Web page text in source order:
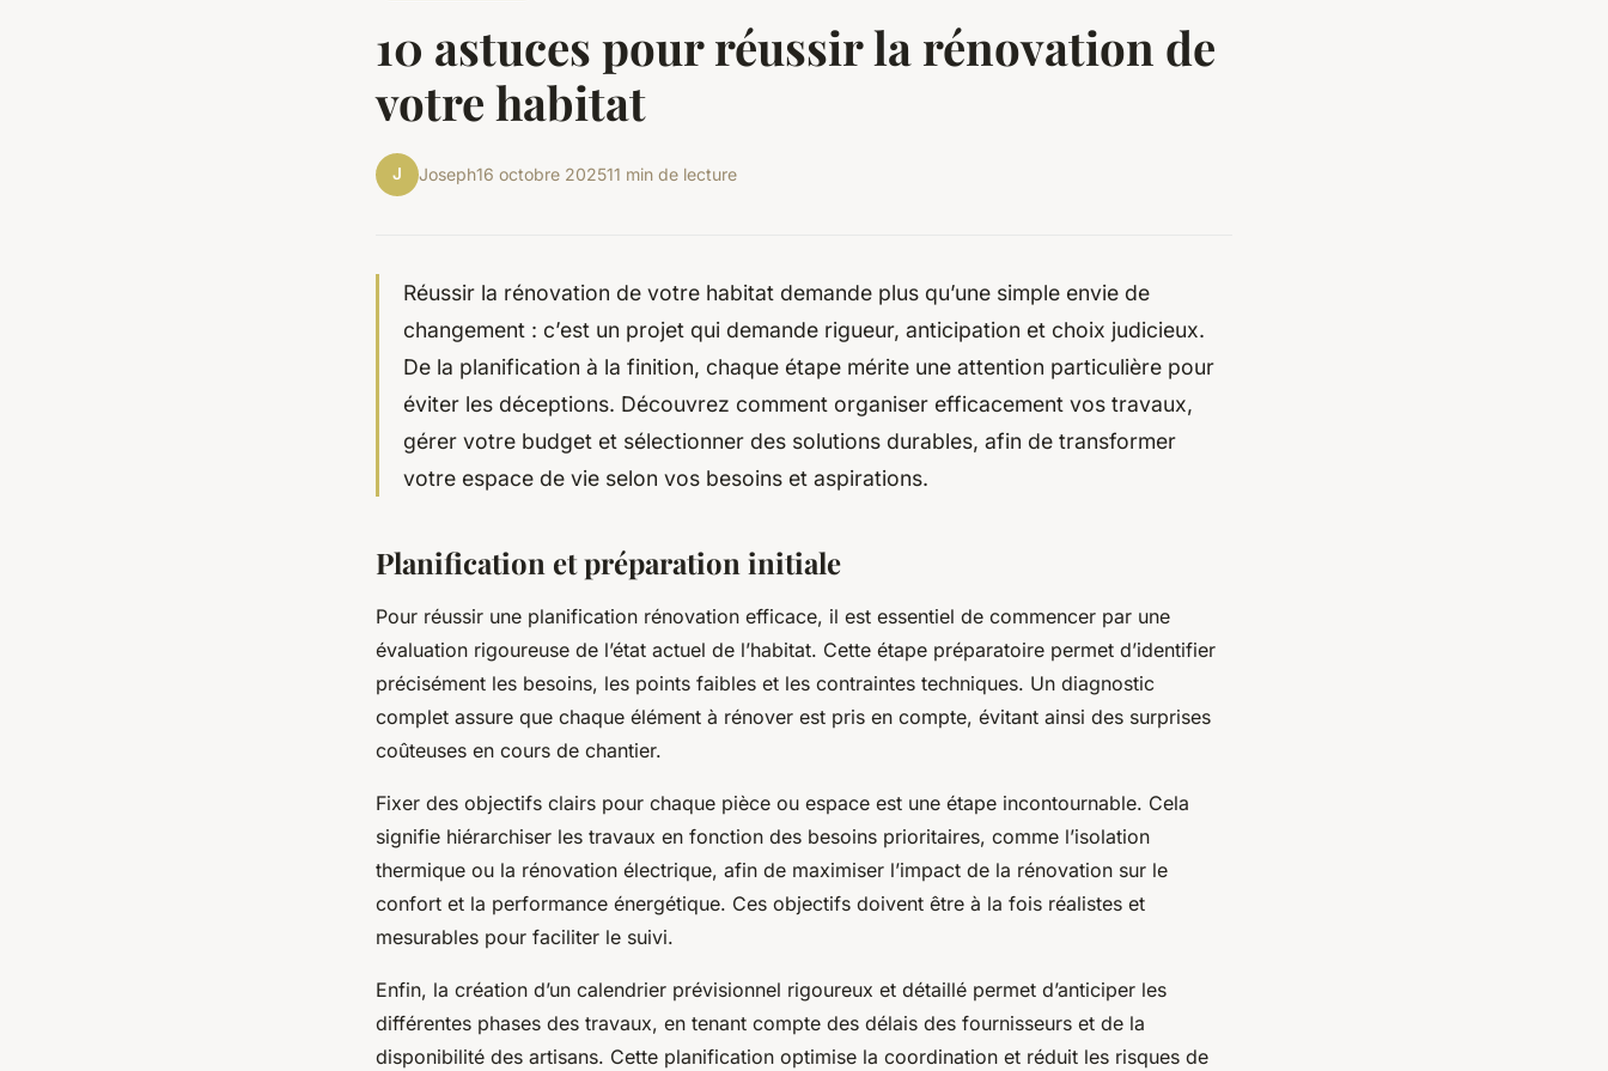
10 astuces pour réussir la rénovation de
votre habitat
J Joseph16 octobre 202511 min de lecture
Réussir la rénovation de votre habitat demande plus qu’une simple envie de
changement : c’est un projet qui demande rigueur, anticipation et choix judicieux.
De la planification à la finition, chaque étape mérite une attention particulière pour
éviter les déceptions. Découvrez comment organiser efficacement vos travaux,
gérer votre budget et sélectionner des solutions durables, afin de transformer
votre espace de vie selon vos besoins et aspirations.
Planification et préparation initiale
Pour réussir une planification rénovation efficace, il est essentiel de commencer par une
évaluation rigoureuse de l’état actuel de l’habitat. Cette étape préparatoire permet d’identifier
précisément les besoins, les points faibles et les contraintes techniques. Un diagnostic
complet assure que chaque élément à rénover est pris en compte, évitant ainsi des surprises
coûteuses en cours de chantier.
Fixer des objectifs clairs pour chaque pièce ou espace est une étape incontournable. Cela
signifie hiérarchiser les travaux en fonction des besoins prioritaires, comme l’isolation
thermique ou la rénovation électrique, afin de maximiser l’impact de la rénovation sur le
confort et la performance énergétique. Ces objectifs doivent être à la fois réalistes et
mesurables pour faciliter le suivi.
Enfin, la création d’un calendrier prévisionnel rigoureux et détaillé permet d’anticiper les
différentes phases des travaux, en tenant compte des délais des fournisseurs et de la
disponibilité des artisans. Cette planification optimise la coordination et réduit les risques de